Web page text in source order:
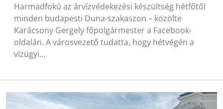
Harmadfokú az árvízvédekezési készültség hétfőtől
minden budapesti Duna-szakaszon – közölte
Karácsony Gergely főpolgármester a Facebook-
oldalán. A városvezető tudatta, hogy hétvégén a
vízügyi…